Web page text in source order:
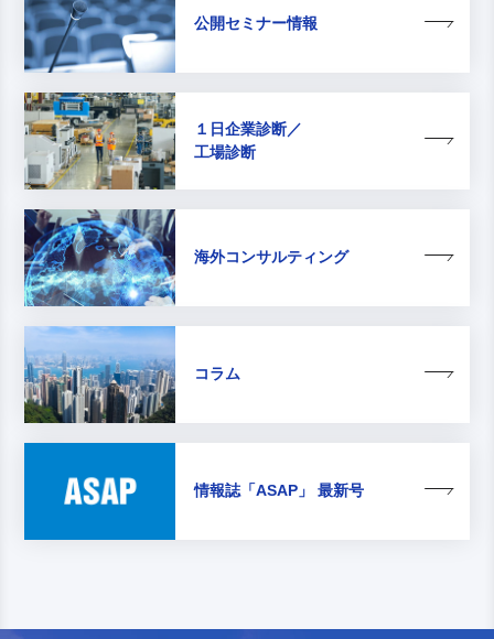
公開セミナー情報
１日企業診断／
工場診断
海外コンサルティング
コラム
情報誌「ASAP」 最新号